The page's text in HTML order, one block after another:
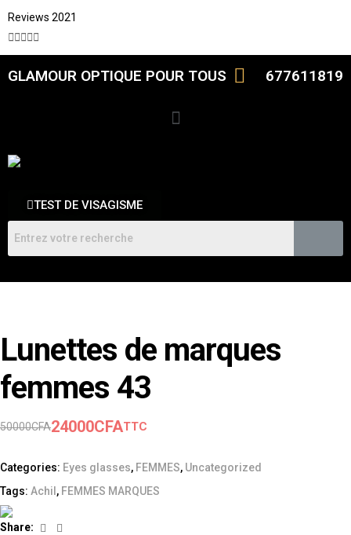
Reviews 2021

GLAMOUR OPTIQUE POUR TOUS 677611819
TEST DE VISAGISME
Lunettes de marques
femmes 43
50000CFA24000CFATTC
Categories: Eyes glasses, FEMMES, Uncategorized
Tags: Achil , FEMMES MARQUES
Share: Facebook